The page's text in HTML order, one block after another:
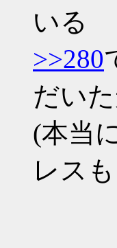
いる
>>280
だいた
(本当
レス